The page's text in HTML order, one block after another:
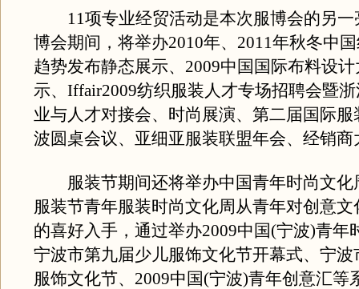
11项专业经贸活动是本次服博会的另一
博会期间，将举办2010年、2011年秋冬中
趋势发布静态展示、2009中国国际布料设
示、Iffair2009纺织服装人才专场招聘会暨
业与人才对接会、时尚展演、第二届国际服
波圆桌会议、亚细亚服装联盟年会、经销商
服装节期间还将举办中国青年时尚文化
服装节青年服装时尚文化周从青年对创意
的喜好入手，通过举办2009中国(宁波)青年
宁波市第九届少儿服饰文化节开幕式、宁波
服饰文化节、2009中国(宁波)青年创意汇等